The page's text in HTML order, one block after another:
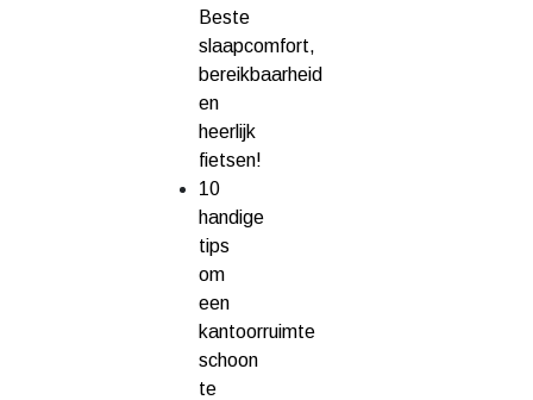
Beste
slaapcomfort,
bereikbaarheid
en
heerlijk
fietsen!
10
handige
tips
om
een
kantoorruimte
schoon
te